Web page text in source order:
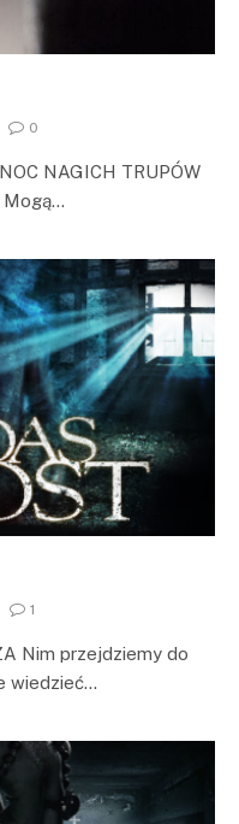
0
NAGICH TRUPÓW
Mogą…
1
Nim przejdziemy do
wiedzieć…